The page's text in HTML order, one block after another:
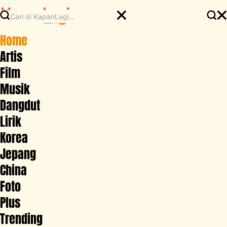
Home
Artis
Film
Musik
Dangdut
Lirik
Korea
Jepang
China
Foto
Plus
Trending